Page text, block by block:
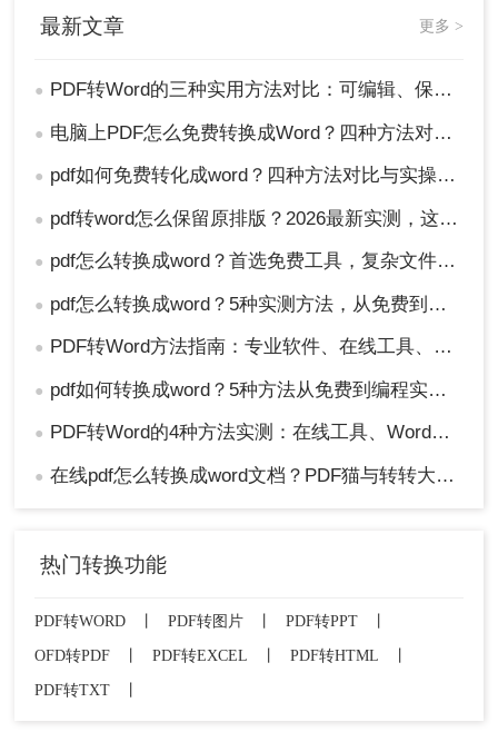
最新文章 更多 >
● PDF转Word的三种实用方法对比：可编辑、保格式、避风险！
● 电脑上PDF怎么免费转换成Word？四种方法对比与实操指南（附详细表格）!
● pdf如何免费转化成word？四种方法对比与实操指南（附详细表格）
● pdf转word怎么保留原排版？2026最新实测，这5种方法从免费到专业全搞定！
● pdf怎么转换成word？首选免费工具，复杂文件再上专业软件！
● pdf怎么转换成word？5种实测方法，从免费到专业全攻略！
● PDF转Word方法指南：专业软件、在线工具、Word内置与改后缀名4种方案对比！
● pdf如何转换成word？5种方法从免费到编程实测对比！
● PDF转Word的4种方法实测：在线工具、Word、Adobe与开源软件对比！！
● 在线pdf怎么转换成word文档？PDF猫与转转大师2种在线工具使用指南与功能对比！
热门转换功能
PDF转WORD PDF转图片 PDF转PPT
OFD转PDF
PDF转EXCEL PDF转HTML
PDF转TXT